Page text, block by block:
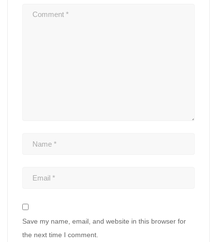
Save my name, email, and website in this browser for
the next time I comment.